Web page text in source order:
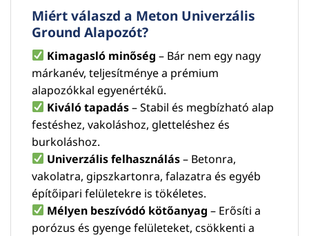
Miért válaszd a Meton Univerzális
Ground Alapozót?
Kimagasló minőség – Bár nem egy nagy
márkanév, teljesítménye a prémium
alapozókkal egyenértékű.
Kiváló tapadás– Stabil és megbízható alap
festéshez, vakoláshoz, gletteléshez és
burkoláshoz.
Univerzális felhasználás– Betonra,
vakolatra, gipszkartonra, falazatra és egyéb
építőipari felületekre is tökéletes.
Mélyen beszívódó kötőanyag – Erősíti a
porózus és gyenge felületeket, csökkenti a